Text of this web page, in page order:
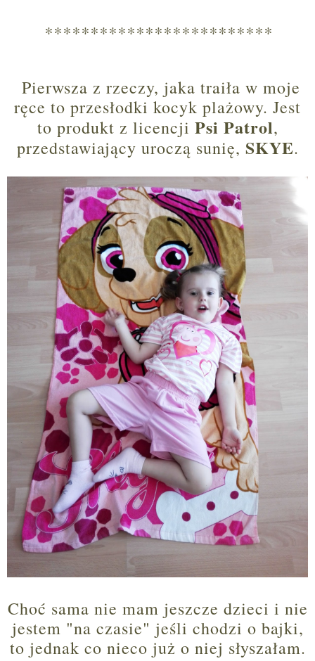
*************************
Pierwsza z rzeczy, jaka traiła w moje
ręce to przesłodki kocyk plażowy. Jest
to produkt z licencji Psi Patrol,
przedstawiający uroczą sunię, SKYE.
Choć sama nie mam jeszcze dzieci i nie
jestem "na czasie" jeśli chodzi o bajki,
to jednak co nieco już o niej słyszałam.